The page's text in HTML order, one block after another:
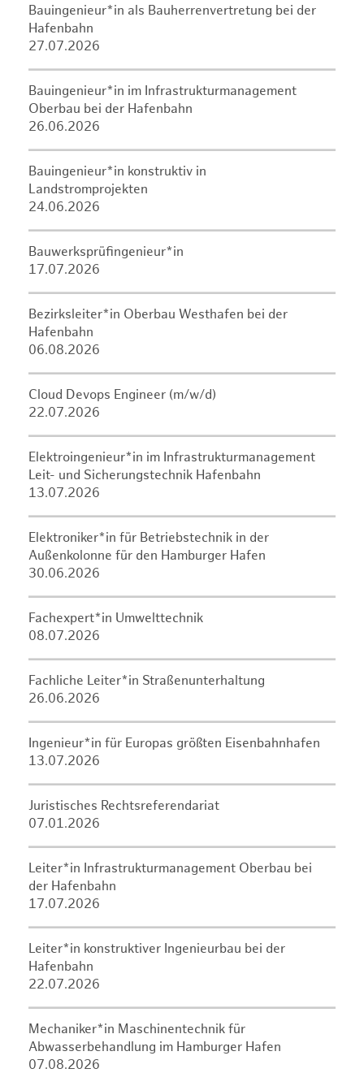
Bauingenieur*in als Bauherrenvertretung bei der
Hafenbahn
27.07.2026
Bauingenieur*in im Infrastrukturmanagement
Oberbau bei der Hafenbahn
26.06.2026
Bauingenieur*in konstruktiv in
Landstromprojekten
24.06.2026
Bauwerksprüfingenieur*in
17.07.2026
Bezirksleiter*in Oberbau Westhafen bei der
Hafenbahn
06.08.2026
Cloud Devops Engineer (m/w/d)
22.07.2026
Elektroingenieur*in im Infrastrukturmanagement
Leit- und Sicherungstechnik Hafenbahn
13.07.2026
Elektroniker*in für Betriebstechnik in der
Außenkolonne für den Hamburger Hafen
30.06.2026
Fachexpert*in Umwelttechnik
08.07.2026
Fachliche Leiter*in Straßenunterhaltung
26.06.2026
Ingenieur*in für Europas größten Eisenbahnhafen
13.07.2026
Juristisches Rechtsreferendariat
07.01.2026
Leiter*in Infrastrukturmanagement Oberbau bei
der Hafenbahn
17.07.2026
Leiter*in konstruktiver Ingenieurbau bei der
Hafenbahn
22.07.2026
Mechaniker*in Maschinentechnik für
Abwasserbehandlung im Hamburger Hafen
07.08.2026